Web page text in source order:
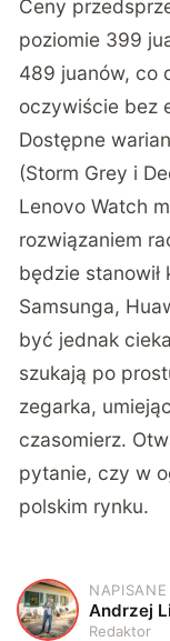
Ceny
poziomie 399
489 juanów, co
oczywiście bez
Dostępne
(Storm Grey i
Lenovo Watch
rozwiązaniem
będzie
Samsunga,
być jednak
szukają po
zegarka,
czasomierz.
pytanie, czy w
polskim rynku.
A
NAPISANE
Andrzej
Redaktor